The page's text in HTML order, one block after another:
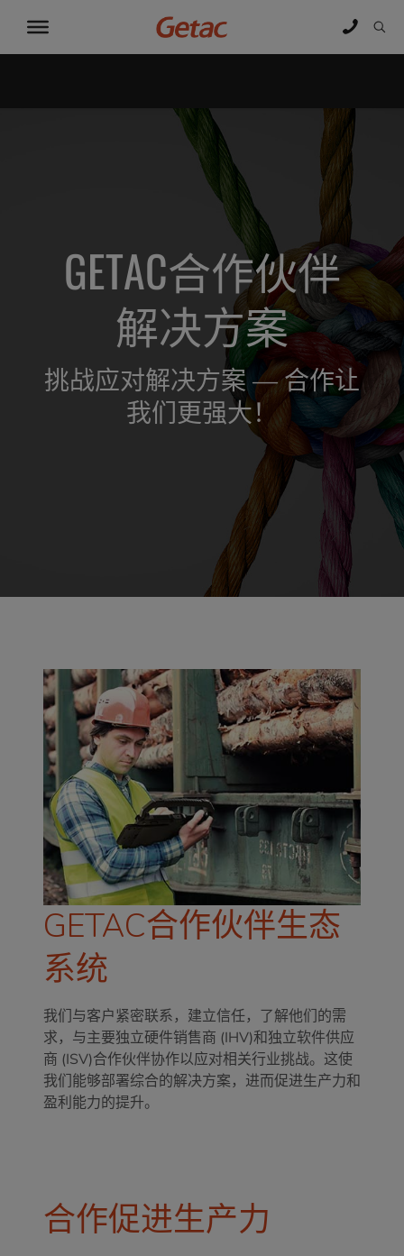
GETAC合作伙伴
解决方案
挑战应对解决方案 — 合作让
我们更强大！
GETAC合作伙伴生态
系统
我们与客户紧密联系，建立信任，了解他们的需
求，与主要独立硬件销售商 (IHV)和独立软件供应
商 (ISV)合作伙伴协作以应对相关行业挑战。这使
我们能够部署综合的解决方案，进而促进生产力和
盈利能力的提升。
合作促进生产力